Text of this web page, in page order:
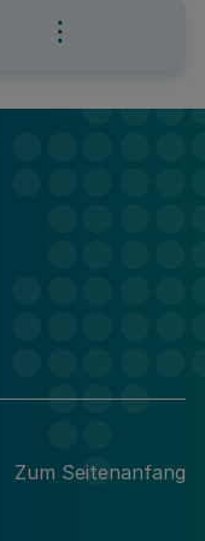
Zum Seitenanfang